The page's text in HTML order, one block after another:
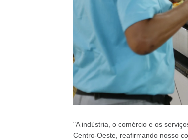
"A indústria, o comércio e os
Centro-Oeste, reafirmando nosso